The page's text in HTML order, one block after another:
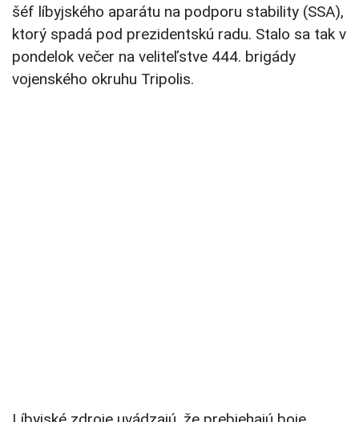
šéf líbyjského aparátu na podporu stability (SSA),
ktorý spadá pod prezidentskú radu. Stalo sa tak v
pondelok večer na veliteľstve 444. brigády
vojenského okruhu Tripolis.